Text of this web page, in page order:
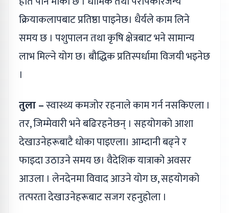
क्रियाकलापबाट प्रतिष्ठा पाइनेछ। धैर्यले काम लिने
समय छ । पशुपालन तथा कृषि क्षेत्रबाट भने सामान्य
लाभ मिल्ने योग छ। बौद्धिक प्रतिस्पर्धामा विजयी भइनेछ
।
तुला –स्वास्थ्य कमजोर रहनाले काम गर्न नसकिएला ।
तर, जिम्मेवारी भने बढिरहनेछन् । सहयोगको आशा
देखाउनेहरूबाटै धोका पाइएला। आम्दानी बढ्ने र
फाइदा उठाउने समय छ। वैदेशिक यात्राको अवसर
आउला । लेनदेनमा विवाद आउने योग छ, सहयोगको
तत्परता देखाउनेहरूबाट सजग रहनुहोला ।